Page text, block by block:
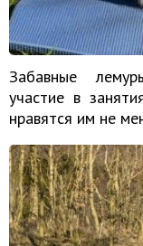
Забавные
участие в
нравятся им не